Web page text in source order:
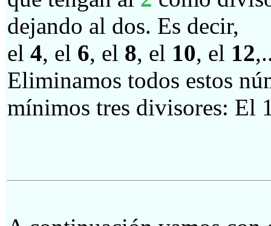
dejando al dos. Es decir,
el 4, el 6, el 8, el 10, el 12
Eliminamos todos estos
mínimos tres divisores: El